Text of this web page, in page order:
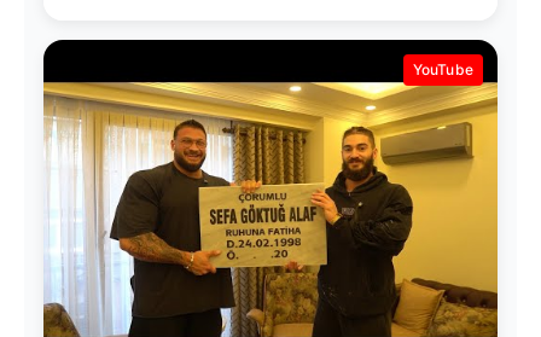
YouTube